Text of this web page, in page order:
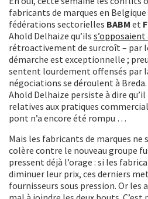
fabricants de marques en Belgique
fédérations sectorielles BABM et
Ahold Delhaize qu’ils
rétroactivement de surcroît – par
démarche est exceptionnelle ;
sentent lourdement offensés par
négociations se déroulent à
Ahold Delhaize persiste à dire
relatives aux pratiques
pont n’a encore été rompu …
Mais les fabricants de marques ne
colère contre le nouveau groupe
pressent déjà l’orage : si les
diminuer leur prix, ces derniers
fournisseurs sous pression. Or les